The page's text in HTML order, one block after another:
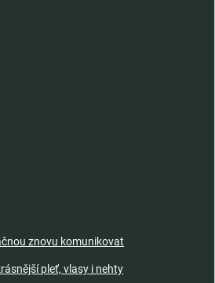
znovu komunikovat
pleť, vlasy i nehty